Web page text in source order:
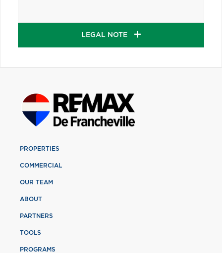
LEGAL NOTE
PROPERTIES
COMMERCIAL
OUR TEAM
ABOUT
PARTNERS
TOOLS
PROGRAMS